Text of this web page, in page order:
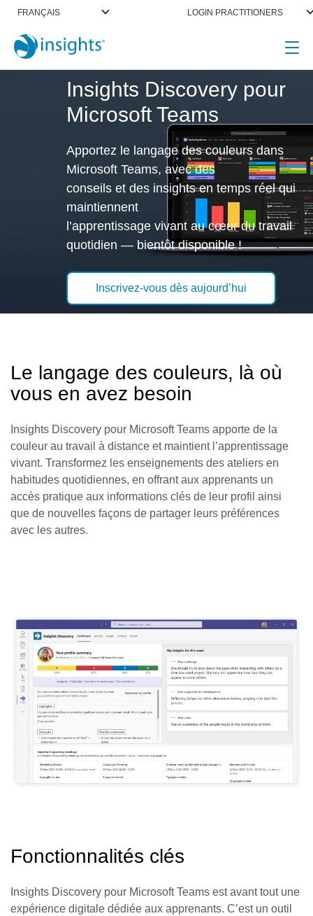
FRANÇAIS LOGIN PRACTITIONERS
Insights Discovery pour
Microsoft Teams
Apportez le langage des couleurs dans
Microsoft Teams, avec des
conseils et des insights en temps réel qui
maintiennent
l’apprentissage vivant au cœur du travail
quotidien — bientôt disponible !
Inscrivez-vous dès aujourd’hui
Le langage des couleurs, là où
vous en avez besoin
Insights Discovery pour Microsoft Teams apporte de la
couleur au travail à distance et maintient l’apprentissage
vivant. Transformez les enseignements des ateliers en
habitudes quotidiennes, en offrant aux apprenants un
accès pratique aux informations clés de leur profil ainsi
que de nouvelles façons de partager leurs préférences
avec les autres.
Fonctionnalités clés
Insights Discovery pour Microsoft Teams est avant tout une
expérience digitale dédiée aux apprenants. C’est un outil